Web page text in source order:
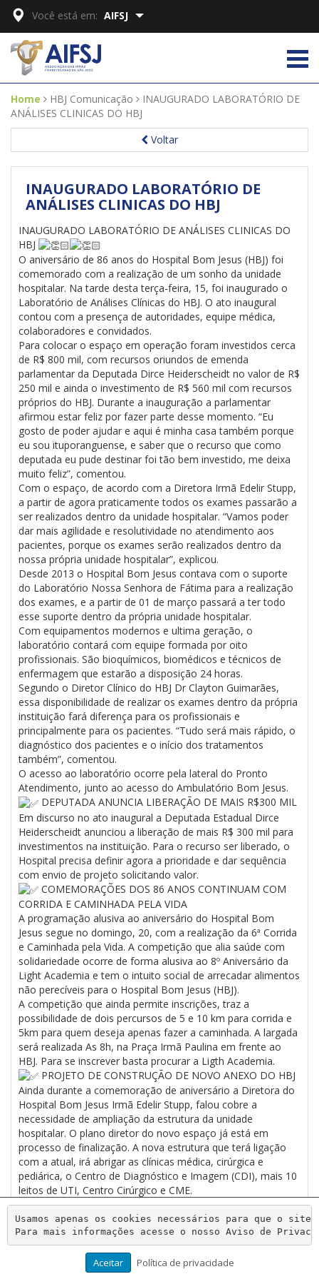
Você está em: AIFSJ
Home HBJ Comunicação
INAUGURADO LABORATÓRIO DE
ANÁLISES CLINICAS DO HBJ
Voltar
INAUGURADO LABORATÓRIO DE
ANÁLISES CLINICAS DO HBJ
INAUGURADO LABORATÓRIO DE ANÁLISES CLINICAS DO
HBJ
O aniversário de 86 anos do Hospital Bom Jesus (HBJ) foi
comemorado com a realização de um sonho da unidade
hospitalar. Na tarde desta terça-feira, 15, foi inaugurado o
Laboratório de Análises Clínicas do HBJ. O ato inaugural
contou com a presença de autoridades, equipe médica,
colaboradores e convidados.
Para colocar o espaço em operação foram investidos cerca
de R$ 800 mil, com recursos oriundos de emenda
parlamentar da Deputada Dirce Heiderscheidt no valor de R$
250 mil e ainda o investimento de R$ 560 mil com recursos
próprios do HBJ. Durante a inauguração a parlamentar
afirmou estar feliz por fazer parte desse momento. “Eu
gosto de poder ajudar e aqui é minha casa também porque
eu sou ituporanguense, e saber que o recurso que como
deputada eu pude destinar foi tão bem investido, me deixa
muito feliz”, comentou.
Com o espaço, de acordo com a Diretora Irmã Edelir Stupp,
a partir de agora praticamente todos os exames passarão a
ser realizados dentro da unidade hospitalar. “Vamos poder
dar mais agilidade e resolutividade no atendimento aos
pacientes, porque os exames serão realizados dentro da
nossa própria unidade hospitalar”, explicou.
Desde 2013 o Hospital Bom Jesus contava com o suporte
do Laboratório Nossa Senhora de Fátima para a realização
dos exames, e a partir de 01 de março passará a ter todo
esse suporte dentro da própria unidade hospitalar.
Com equipamentos modernos e ultima geração, o
laboratório contará com equipe formada por oito
profissionais. São bioquímicos, biomédicos e técnicos de
enfermagem que estarão a disposição 24 horas.
Segundo o Diretor Clínico do HBJ Dr Clayton Guimarães,
essa disponibilidade de realizar os exames dentro da própria
instituição fará diferença para os profissionais e
principalmente para os pacientes. “Tudo será mais rápido, o
diagnóstico dos pacientes e o início dos tratamentos
também”, comentou.
O acesso ao laboratório ocorre pela lateral do Pronto
Atendimento, junto ao acesso do Ambulatório Bom Jesus.
DEPUTADA ANUNCIA LIBERAÇÃO DE MAIS R$300 MIL
Em discurso no ato inaugural a Deputada Estadual Dirce
Heiderscheidt anunciou a liberação de mais R$ 300 mil para
investimentos na instituição. Para o recurso ser liberado, o
Hospital precisa definir agora a prioridade e dar sequência
com envio de projeto solicitando valor.
COMEMORAÇÕES DOS 86 ANOS CONTINUAM COM
CORRIDA E CAMINHADA PELA VIDA
A programação alusiva ao aniversário do Hospital Bom
Jesus segue no domingo, 20, com a realização da 6ª Corrida
e Caminhada pela Vida. A competição que alia saúde com
solidariedade ocorre de forma alusiva ao 8º Aniversário da
Light Academia e tem o intuito social de arrecadar alimentos
não perecíveis para o Hospital Bom Jesus (HBJ).
A competição que ainda permite inscrições, traz a
possibilidade de dois percursos de 5 e 10 km para corrida e
5km para quem deseja apenas fazer a caminhada. A largada
será realizada As 8h, na Praça Irmã Paulina em frente ao
HBJ. Para se inscrever basta procurar a Ligth Academia.
PROJETO DE CONSTRUÇÃO DE NOVO ANEXO DO HBJ
Ainda durante a comemoração de aniversário a Diretora do
Hospital Bom Jesus Irmã Edelir Stupp, falou cobre a
necessidade de ampliação da estrutura da unidade
hospitalar. O plano diretor do novo espaço já está em
processo de finalização. A nova estrutura que terá ligação
com a atual, irá abrigar as clínicas médica, cirúrgica e
pediárica, o Centro de Diagnóstico e Imagem (CDI), mais 10
leitos de UTI, Centro Cirúrgico e CME.
www.aifsj.org.br Todos os direitos reservados
Usamos apenas os cookies necessários para que o site
Para mais informações acesse o nosso Aviso de
Aceitar Política de privacidade